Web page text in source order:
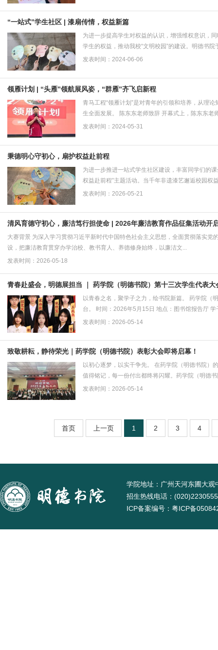
“一站式”学生社区 | 漆扇传情，权益新篇
为进一步提高学生对权益的认识，增强维权意识，
学生的权益，推动我校“文明校园”的建设。明德书
发表时间：2024-06-06
领雁计划 | “头雁”领航展风姿，“群雁”齐飞启新程
青马工程“领雁计划”是对青年的引领和培养，从理
生全面发展。 陈东东老师致辞 开幕式上，陈东东老
发表时间：2024-05-31
秉德明心守初心，扇护权益赴前程
为进一步推进一站式学生社区建设，丰富同学们的
权益赴前程”主题活动。当千年非遗漆艺邂逅校园权
发表时间：2026-05-21
清风育德守初心，廉洁笃行担使命 | 2026年廉洁教育作品征集活动开
大赛背景 为深入学习贯彻习近平新时代中国特色社会主义思想，全面贯彻落实
设，把廉洁教育贯穿办学治校、教书育人、养德修身始终，以廉洁文...
发表时间：2026-05-18
青春赴盛会，明德展担当 ｜ 药学院（明德书院）第十三次学生代表大
以青春之名，聚学子之力，绘书院新篇。 药学院（
台。 时间：2026年5月15日 地点：图书馆报告厅
发表时间：2026-05-14
致敬耕耘，静待荣光｜药学院（明德书院）表彰大会即将启幕！
以初心逐梦，以实干争先。 在药学院（明德书院）
值得铭记，每一份付出都终将闪耀。药学院（明德
发表时间：2026-05-14
首页 上一页 1 2 3 4
学院地址：广州天河东圃大
招生热线电话：
ICP备案编号： 粤ICP备